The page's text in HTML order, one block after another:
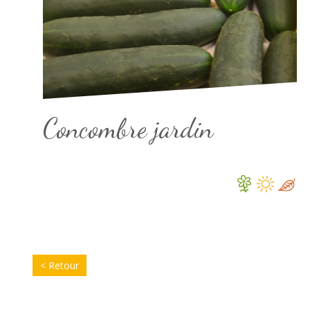
Concombre jardin
< Retour